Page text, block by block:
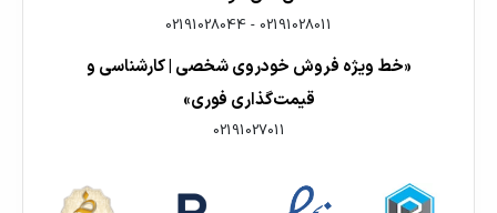
02191028011
-
02191028044
«خط ویژه فروش خودروی شخصی | کارشناسی و
قیمت‌گذاری فوری»
02191027011